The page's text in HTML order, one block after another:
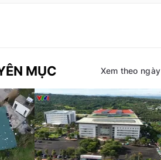
MỤC Xem theo ngày